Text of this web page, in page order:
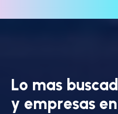
Lo mas buscad
y empresas en